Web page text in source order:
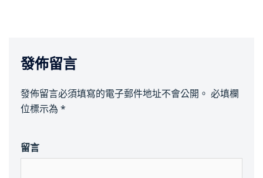
發佈留言
發佈留言必須填寫的電子郵件地址不會公開。 必填欄
位標示為 *
留言